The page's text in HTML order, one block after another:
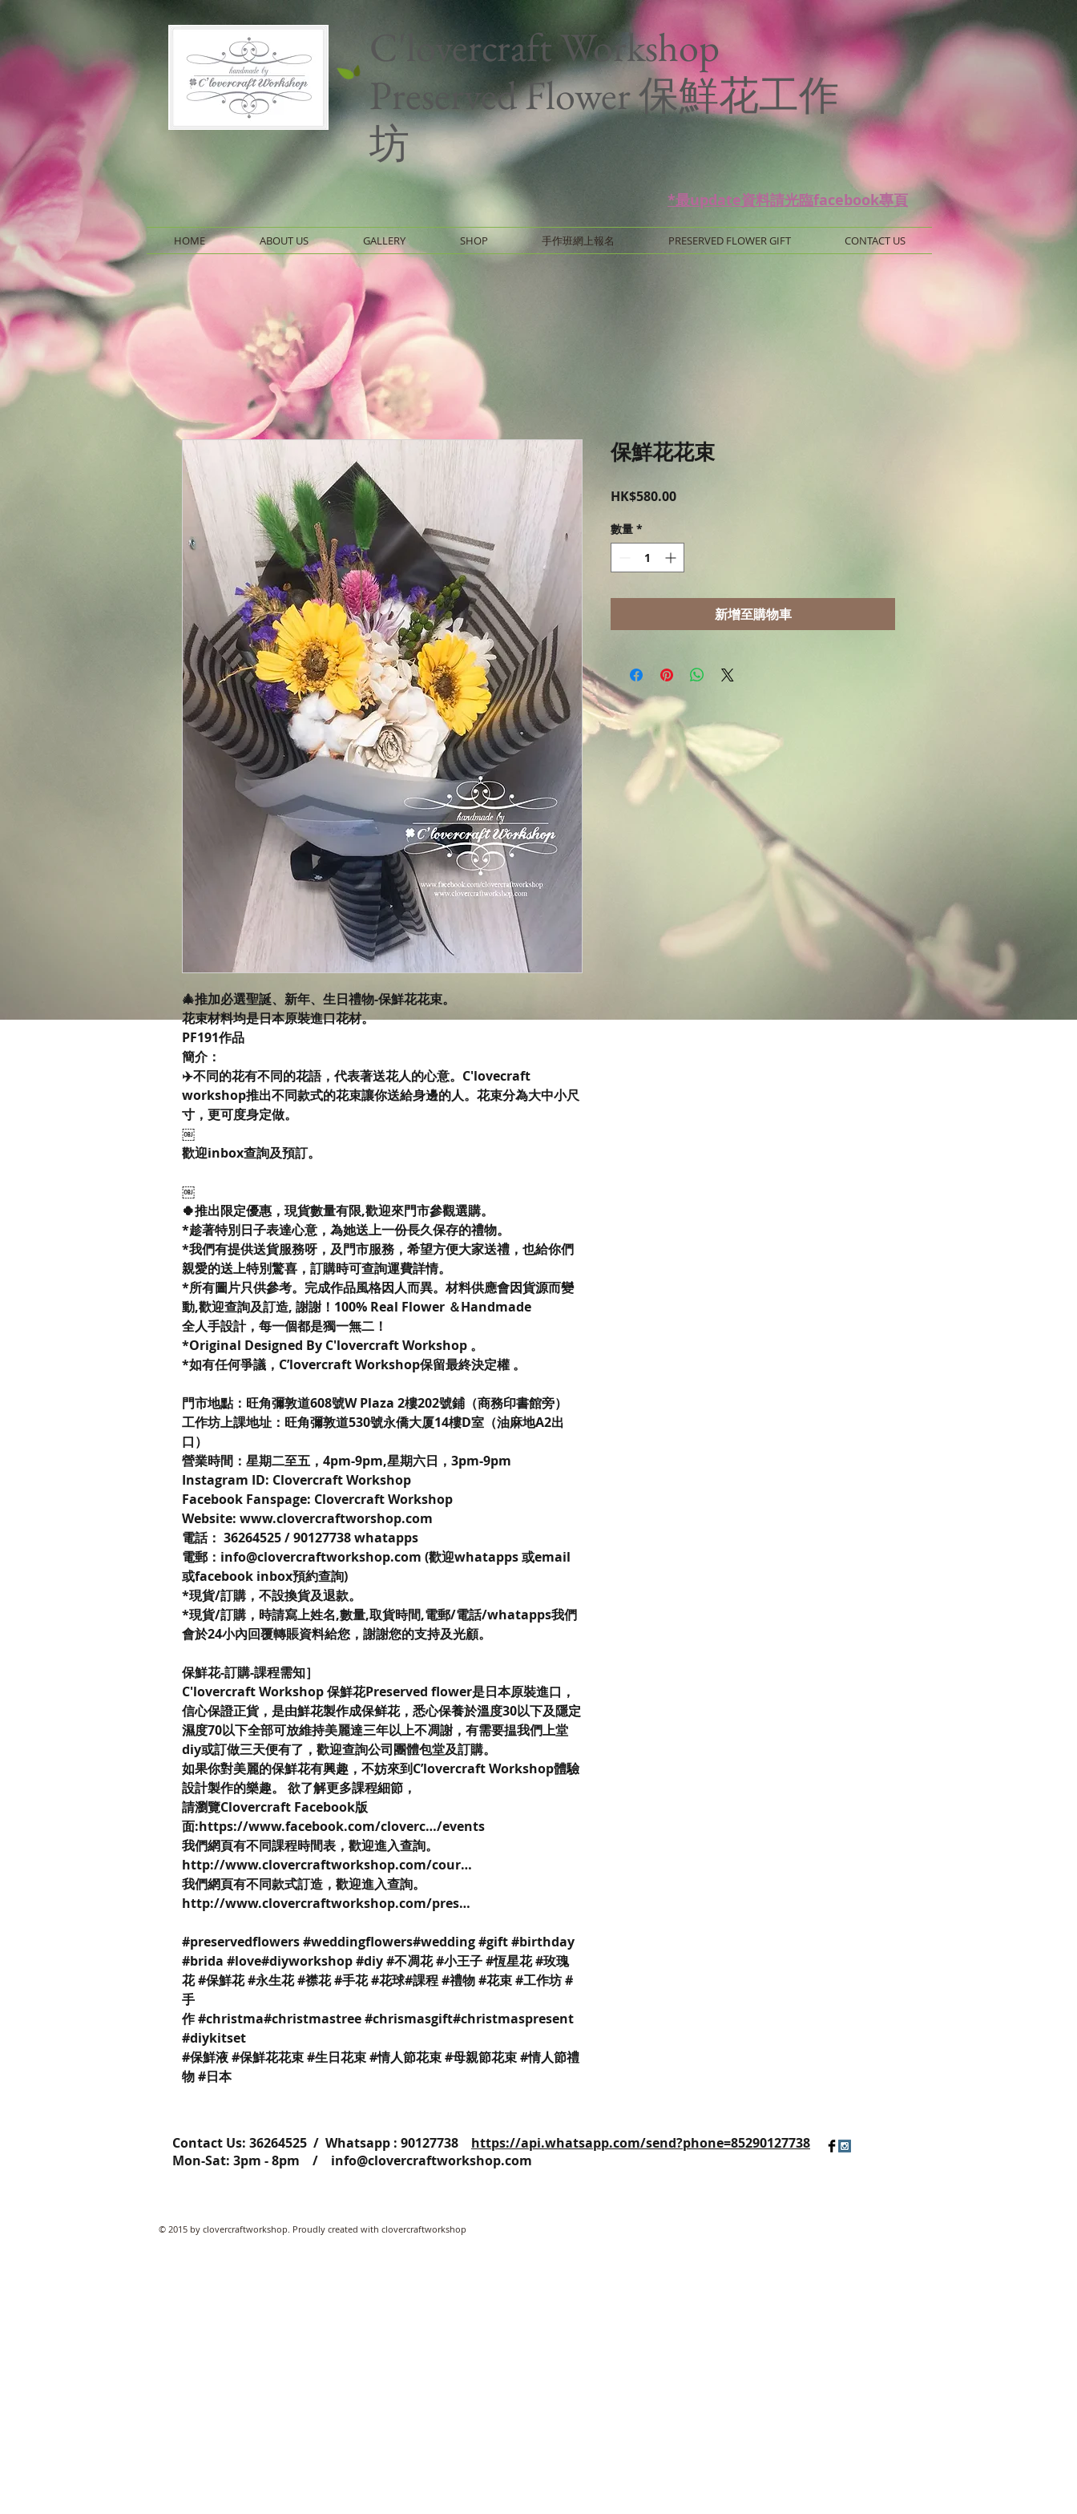
C'lovercraft Workshop
Preserved Flower 保鮮花工作
坊
*最update資料請光臨facebook專頁
HOME ABOUT US GALLERY SHOP 手作班網上報名 PRESERVED FLOWER GIFT CONTACT US
🎄推加必選聖誕、新年、生日禮物-保鮮花花束。
花束材料均是日本原裝進口花材。
PF191作品
簡介：
✈️不同的花有不同的花語，代表著送花人的心意。C'lovecraft
workshop推出不同款式的花束讓你送給身邊的人。花束分為大中小尺
寸，更可度身定做。
￼
歡迎inbox查詢及預訂。
￼
🍀推出限定優惠，現貨數量有限,歡迎來門市參觀選購。
*趁著特別日子表達心意，為她送上一份長久保存的禮物。
*我們有提供送貨服務呀，及門市服務，希望方便大家送禮，也給你們
親愛的送上特別驚喜，訂購時可查詢運費詳情。
*所有圖片只供參考。完成作品風格因人而異。材料供應會因貨源而變
動,歡迎查詢及訂造, 謝謝！100% Real Flower ＆Handmade
全人手設計，每一個都是獨一無二！
*Original Designed By C'lovercraft Workshop 。
*如有任何爭議，C’lovercraft Workshop保留最終決定權 。
門市地點：旺角彌敦道608號W Plaza 2樓202號鋪（商務印書館旁）
工作坊上課地址：旺角彌敦道530號永僑大厦14樓D室（油麻地A2出
口）
營業時間：星期二至五，4pm-9pm,星期六日，3pm-9pm
Instagram ID: Clovercraft Workshop
Facebook Fanspage: Clovercraft Workshop
Website: www.clovercraftworshop.com
電話： 36264525 / 90127738 whatapps
電郵：info@clovercraftworkshop.com (歡迎whatapps 或email
或facebook inbox預約查詢)
*現貨/訂購，不設換貨及退款。
*現貨/訂購，時請寫上姓名,數量,取貨時間,電郵/電話/whatapps我們
會於24小內回覆轉賬資料給您，謝謝您的支持及光顧。
保鮮花-訂購-課程需知］
C'lovercraft Workshop 保鮮花Preserved flower是日本原裝進口，
信心保證正貨，是由鮮花製作成保鲜花，悉心保養於溫度30以下及隱定
濕度70以下全部可放維持美麗達三年以上不凋謝，有需要揾我們上堂
diy或訂做三天便有了，歡迎查詢公司團體包堂及訂購。
如果你對美麗的保鮮花有興趣，不妨來到C’lovercraft Workshop體驗
設計製作的樂趣。 欲了解更多課程細節，
請瀏覽Clovercraft Facebook版
面:https://www.facebook.com/cloverc…/events
我們網頁有不同課程時間表，歡迎進入查詢。
http://www.clovercraftworkshop.com/cour…
我們網頁有不同款式訂造，歡迎進入查詢。
http://www.clovercraftworkshop.com/pres…
#preservedflowers #weddingflowers#wedding #gift #birthday
#brida #love#diyworkshop #diy #不凋花 #小王子 #恆星花 #玫瑰
花 #保鮮花 #永生花 #襟花 #手花 #花球#課程 #禮物 #花束 #工作坊 #
手
作 #christma#christmastree #chrismasgift#christmaspresent
#diykitset
#保鮮液 #保鮮花花束 #生日花束 #情人節花束 #母親節花束 #情人節禮
物 #日本
保鮮花花束
HK$580.00價
數量 *
新增至購物車
Contact Us: ​​​​​​​​​​​​​​​​​​​​36264525 / Whatsapp : 90127738 https://api.whatsapp.com/send?phone=85290127738
Mon-Sat: 3pm - 8pm / info@clovercraftworkshop.com
© 2015 by clovercraftworkshop. Proudly created with clovercraftworkshop